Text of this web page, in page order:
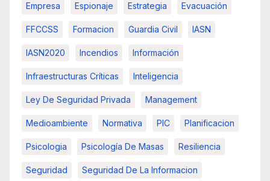
Empresa Espionaje Estrategia Evacuación
FFCCSS Formacion Guardia Civil IASN
IASN2020 Incendios Información
Infraestructuras Críticas Inteligencia
Ley De Seguridad Privada Management
Medioambiente Normativa PIC Planificacion
Psicologia Psicología De Masas Resiliencia
Seguridad Seguridad De La Informacion